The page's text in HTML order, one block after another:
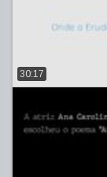
30:17